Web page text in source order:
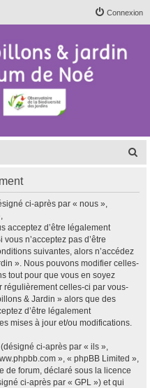
Connexion
ci-après par « nous »,
acceptez d’être légalement
n’acceptez pas d’être
suivantes, alors n’accédez
». Nous pouvons modifier celles-
tout pour que vous en soyez
régulièrement celles-ci par vous-
& Jardin » alors que des
d’être légalement
mises à jour et/ou modifications.
ci-après par « ils »,
», « phpBB Limited »,
de forum, déclaré sous la licence
ci-après par « GPL ») et qui